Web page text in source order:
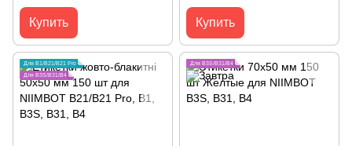
Купить Купить
Для B1/B21/B21 Pro
Для B3S/B31/B4
Для B3S/B31/B4